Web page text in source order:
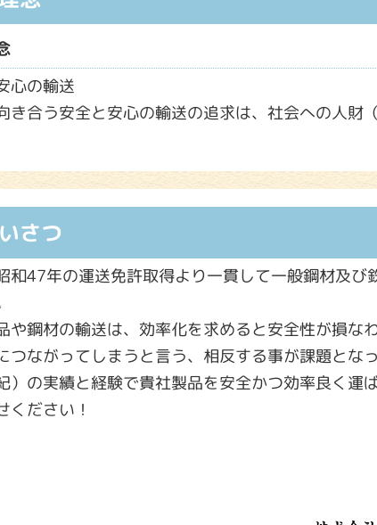
心の輸送
き合う安全と安心の輸送の追求は、社会への人財
さつ
和47年の運送免許取得より一貫して一般鋼材及び
や鋼材の輸送は、効率化を求めると安全性が損な
つながってしまうと言う、相反する事が課題とな
）の実績と経験で貴社製品を安全かつ効率良く運
ください！